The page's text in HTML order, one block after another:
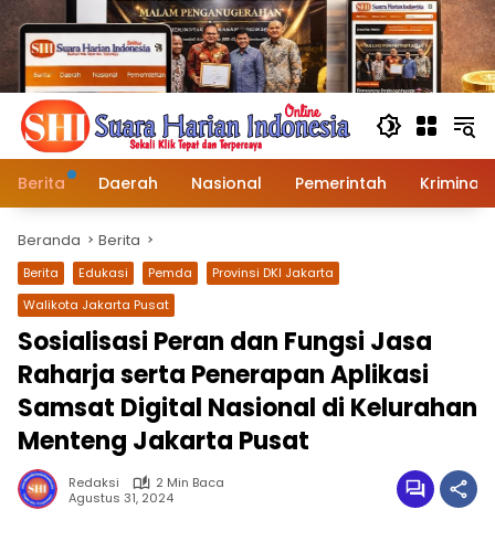
wa.me/087842777025
Berita Daerah Nasional Pemerintah Kriminal
Beranda Berita
Berita Edukasi Pemda
Provinsi DKI Jakarta
Walikota Jakarta Pusat
Sosialisasi Peran dan Fungsi Jasa
Raharja serta Penerapan Aplikasi
Samsat Digital Nasional di Kelurahan
Menteng Jakarta Pusat
Redaksi
2 Min Baca
Agustus 31, 2024